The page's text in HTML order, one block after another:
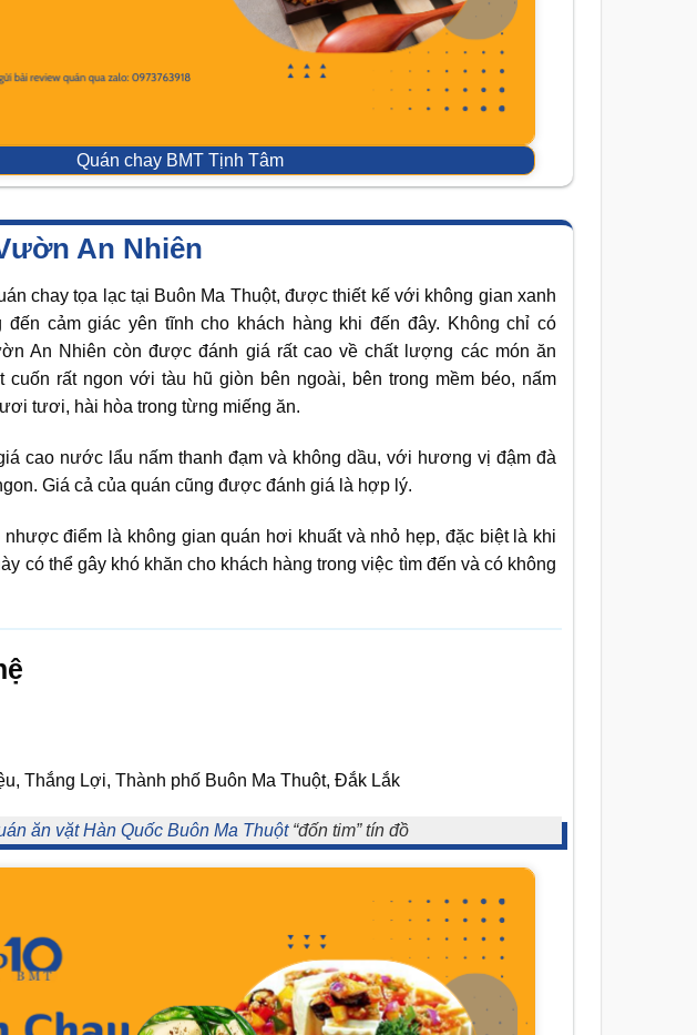
Quán chay BMT Tịnh Tâm
An Nhiên
chay tọa lạc tại Buôn Ma Thuột, được thiết kế với không gian xanh
đến cảm giác yên tĩnh cho khách hàng khi đến đây. Không chỉ có
An Nhiên còn được đánh giá rất cao về chất lượng các món ăn
cuốn rất ngon với tàu hũ giòn bên ngoài, bên trong mềm béo, nấm
tươi, hài hòa trong từng miếng ăn.
cao nước lẩu nấm thanh đạm và không dầu, với hương vị đậm đà
Giá cả của quán cũng được đánh giá là hợp lý.
nhược điểm là không gian quán hơi khuất và nhỏ hẹp, đặc biệt là khi
có thể gây khó khăn cho khách hàng trong việc tìm đến và có không
Thắng Lợi, Thành phố Buôn Ma Thuột, Đắk Lắk
ăn vặt Hàn Quốc Buôn Ma Thuột“đốn tim” tín đồ